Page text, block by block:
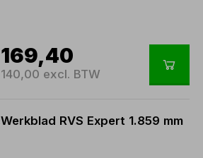
169,40
140,00 excl. BTW
Werkblad RVS Expert 1.859 mm